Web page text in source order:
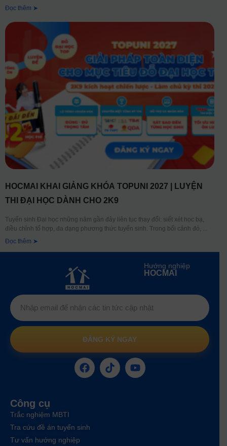
Đọc thêm ➤
HOCMAI KHAI GIẢNG KHÓA TOPUNI 2027 | LUYỆN
THI ĐẠI HỌC DÀNH CHO 2K9
Tuyển sinh Đại học những năm gần đây liên tục thay đổi: siết xét học bạ,
điều chỉnh tổ hợp, đa dạng phương thức tuyển sinh. Trong bối cảnh đó,
Đọc thêm ➤
Hướng nghiệp
HOCMAI
ĐĂNG KÝ NGAY
Công cụ
Trắc nghiệm MBTI
Tra cứu đề án tuyển sinh
Tư vấn hướng nghiệp